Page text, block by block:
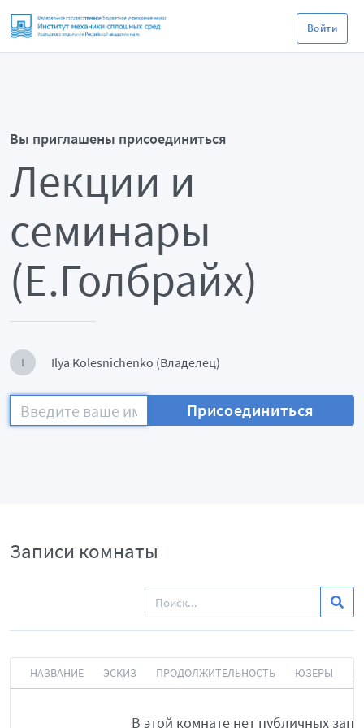
Войти
Вы приглашены присоединиться
Лекции и
семинары
(Е.Голбрайх)
I Ilya Kolesnichenko (Владелец)
Присоединиться
Записи комнаты
НАЗВАНИЕ ЭСКИЗ ПРОДОЛЖИТЕЛЬНОСТЬ ЮЗЕРЫ
В этой комнате нет публичных